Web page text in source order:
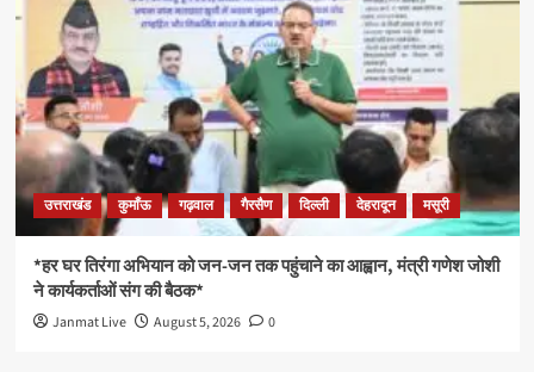
उत्तराखंड कुमाँऊ गढ़वाल गैरसैण दिल्ली देहरादून मसूरी
*हर घर तिरंगा अभियान को जन-जन तक पहुंचाने का आह्वान, मंत्री गणेश जोशी
ने कार्यकर्ताओं संग की बैठक*
Janmat Live August 5, 2026 0